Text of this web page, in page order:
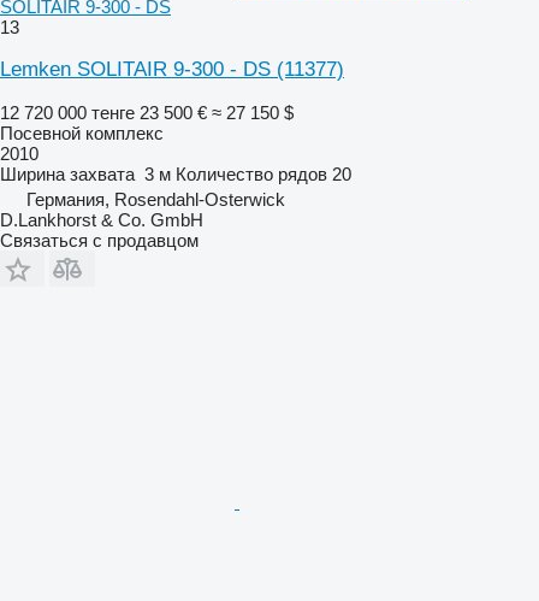
SOLITAIR 9-300 - DS
13
Lemken SOLITAIR 9-300 - DS (11377)
12 720 000 тенге 23 500 € ≈ 27 150 $
Посевной комплекс
2010
Ширина захвата 3 м Количество рядов 20
Германия, Rosendahl-Osterwick
D.Lankhorst & Co. GmbH
Связаться с продавцом